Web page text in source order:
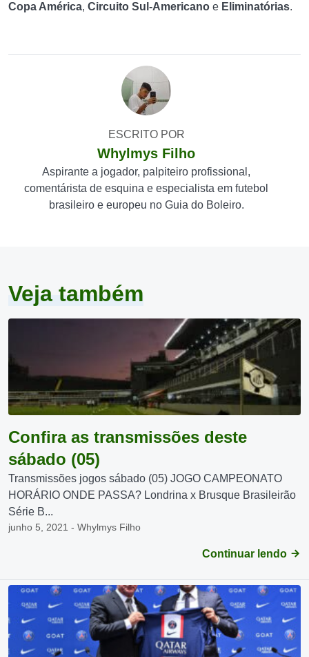
Copa América, Circuito Sul-Americano e Eliminatórias.
ESCRITO POR
Whylmys Filho
Aspirante a jogador, palpiteiro profissional,
comentárista de esquina e especialista em futebol
brasileiro e europeu no Guia do Boleiro.
Veja também
Confira as transmissões deste
sábado (05)
Transmissões jogos sábado (05) JOGO CAMPEONATO
HORÁRIO ONDE PASSA? Londrina x Brusque Brasileirão
Série B...
junho 5, 2021 - Whylmys Filho
Continuar lendo